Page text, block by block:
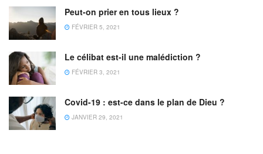
Peut-on prier en tous lieux ?
FÉVRIER 5, 2021
Le célibat est-il une malédiction ?
FÉVRIER 3, 2021
Covid-19 : est-ce dans le plan de Dieu ?
JANVIER 29, 2021